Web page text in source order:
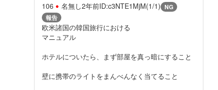
106 名無し2年前ID:c3NTE1MjM(1/1) NG
報告
欧米諸国の韓国旅行における
マニュアル
ホテルについたら、まず部屋を真っ暗にすること
壁に携帯のライトをまんべんなく当てること